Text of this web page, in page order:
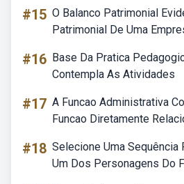
#15 O Balanco Patrimonial
Patrimonial De Uma
#16 Base Da Pratica
Contempla As Atividades
#17 A Funcao Administrativa
Funcao Diretamente
#18 Selecione Uma Sequência
Um Dos Personagens Do